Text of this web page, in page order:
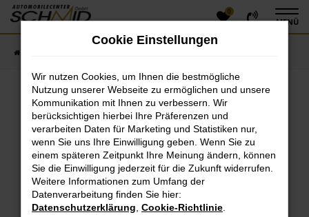
Zum
Hauptinhalt
0
MENÜ
Fehler: Network Error
Beim Laden ist ein Fehler aufgetreten.
Hier sind ein paar Tipps, die dir helfen können:
Überprüfe deine Firewall und deine
Internetverbindung.
Laden andere Webseiten, zum Beispiel deine
Cookie Einstellungen
Wir nutzen Cookies, um Ihnen die bestmögliche
Nutzung unserer Webseite zu ermöglichen und unsere
Kommunikation mit Ihnen zu verbessern. Wir
berücksichtigen hierbei Ihre Präferenzen und
verarbeiten Daten für Marketing und Statistiken nur,
wenn Sie uns Ihre Einwilligung geben. Wenn Sie zu
einem späteren Zeitpunkt Ihre Meinung ändern, können
Sie die Einwilligung jederzeit für die Zukunft widerrufen.
Weitere Informationen zum Umfang der
Datenverarbeitung finden Sie hier:
Datenschutzerklärung Cookie-Richtlinie